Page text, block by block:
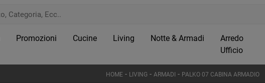
Promozioni Cucine Living Notte & Armadi
Arredo
Ufficio
HOME - LIVING - ARMADI - PALKO 07 CABINA ARMADIO